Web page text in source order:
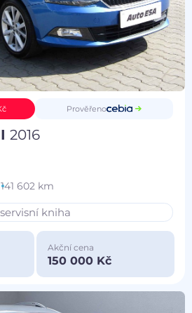
Prověřeno
2016
141 602 km
servisní kniha
Akční cena
150 000 Kč